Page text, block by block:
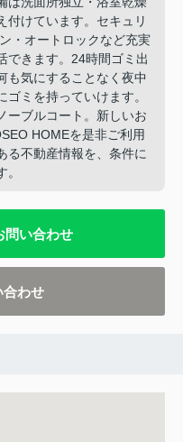
付けています。セキュリ
・オートロックなど充実
できます。24時間ゴミ出
も気にすることなく夜中
ミを持っていけます。
ーブルコート。新しいお
HOMEを是非ご利用
る不動産情報を、条件に
問い合わせ
合わせ